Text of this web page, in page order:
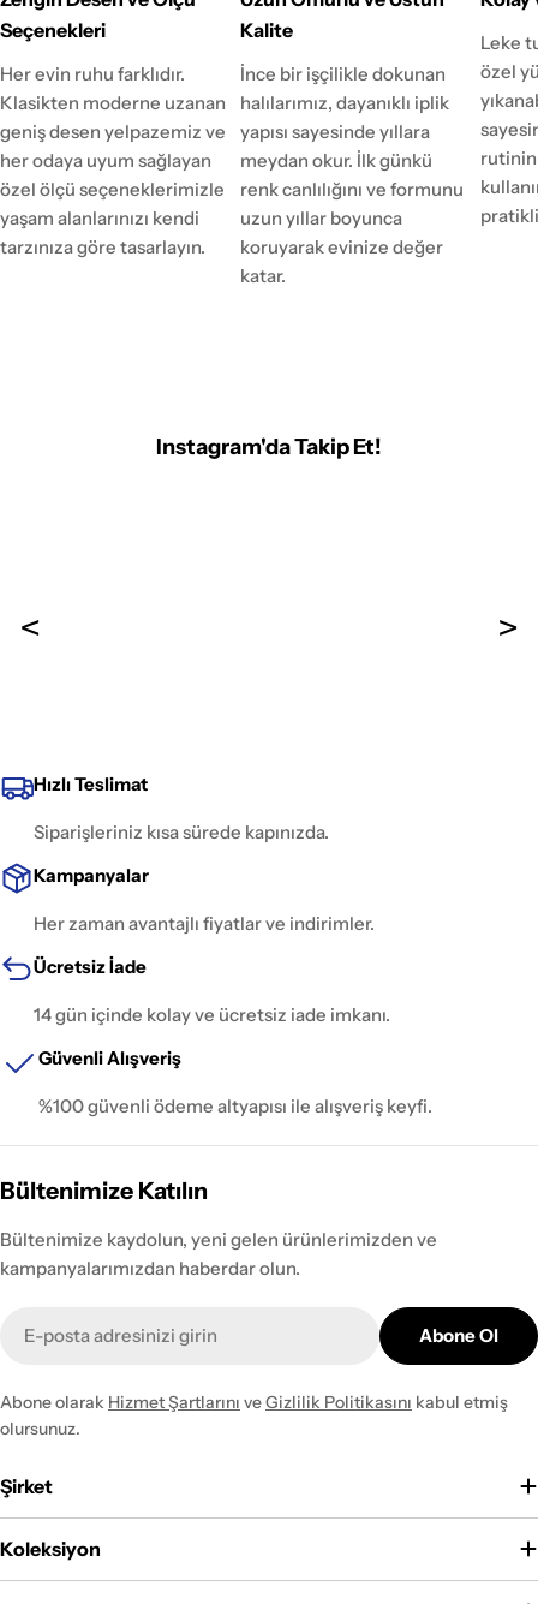
Seçenekleri
Her evin ruhu farklıdır.
Klasikten moderne uzanan
geniş desen yelpazemiz ve
her odaya uyum sağlayan
özel ölçü seçeneklerimizle
yaşam alanlarınızı kendi
tarzınıza göre tasarlayın.
Kalite
İnce bir işçilikle dokunan
halılarımız, dayanıklı iplik
yapısı sayesinde yıllara
meydan okur. İlk günkü
renk canlılığını ve formunu
uzun yıllar boyunca
koruyarak evinize değer
katar.
Leke
özel
Instagram'da Takip Et!
Hızlı Teslimat
Siparişleriniz kısa sürede kapınızda.
Kampanyalar
Her zaman avantajlı fiyatlar ve indirimler.
Ücretsiz İade
14 gün içinde kolay ve ücretsiz iade imkanı.
Güvenli Alışveriş
%100 güvenli ödeme altyapısı ile alışveriş keyfi.
Bültenimize Katılın
Bültenimize kaydolun, yeni gelen ürünlerimizden ve
kampanyalarımızdan haberdar olun.
posta
Abone Ol
Abone olarak Hizmet Şartlarını veGizlilik Politikasını kabul etmiş
olursunuz.
Şirket
Koleksiyon